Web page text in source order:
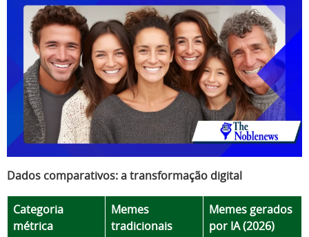
Dados comparativos: a transformação digital
Categoria
métrica
Memes
tradicionais
Memes gerados
por IA (2026)